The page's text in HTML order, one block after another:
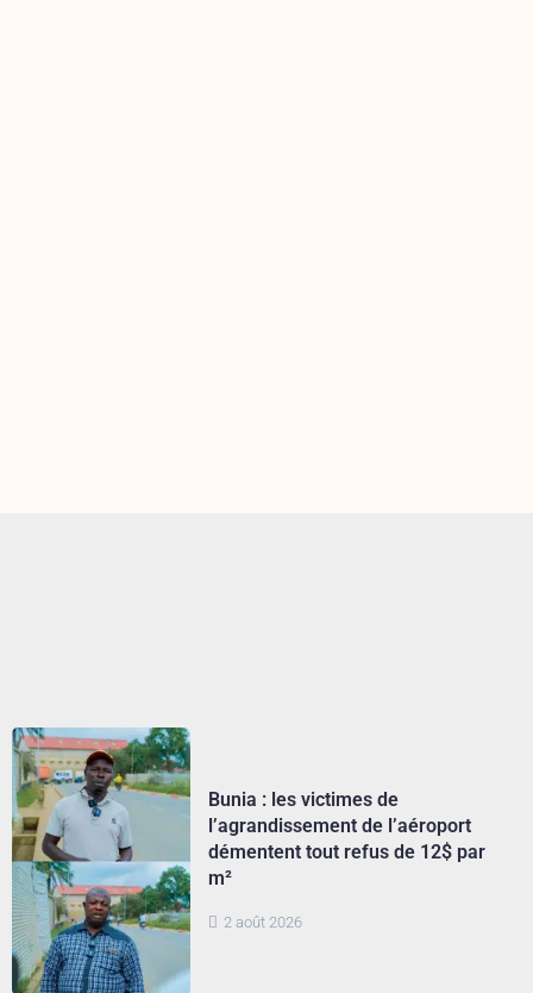
2 août 2026
Bunia : les victimes de
l’agrandissement de l’aéroport
démentent tout refus de 12$ par
m²